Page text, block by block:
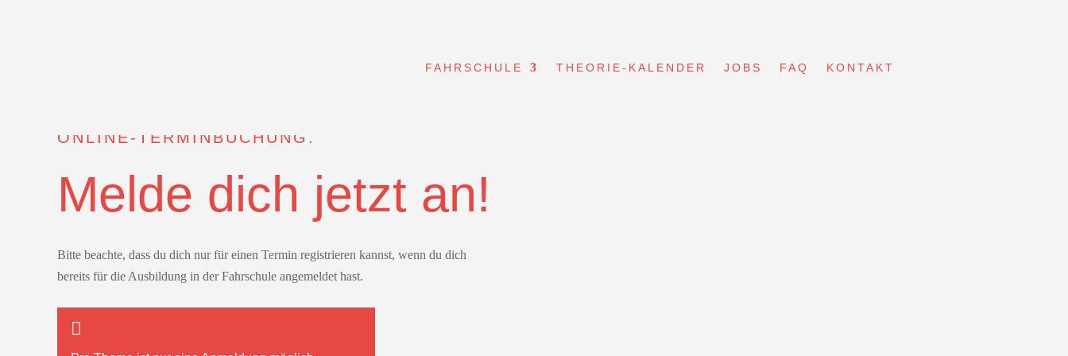
FAHRSCHULE THEORIE-KALENDER JOBS FAQ KONTAKT
ONLINE-TERMINBUCHUNG.
Melde dich jetzt an!
Bitte beachte, dass du dich nur für einen Termin registrieren kannst, wenn du dich
bereits für die Ausbildung in der Fahrschule angemeldet hast.